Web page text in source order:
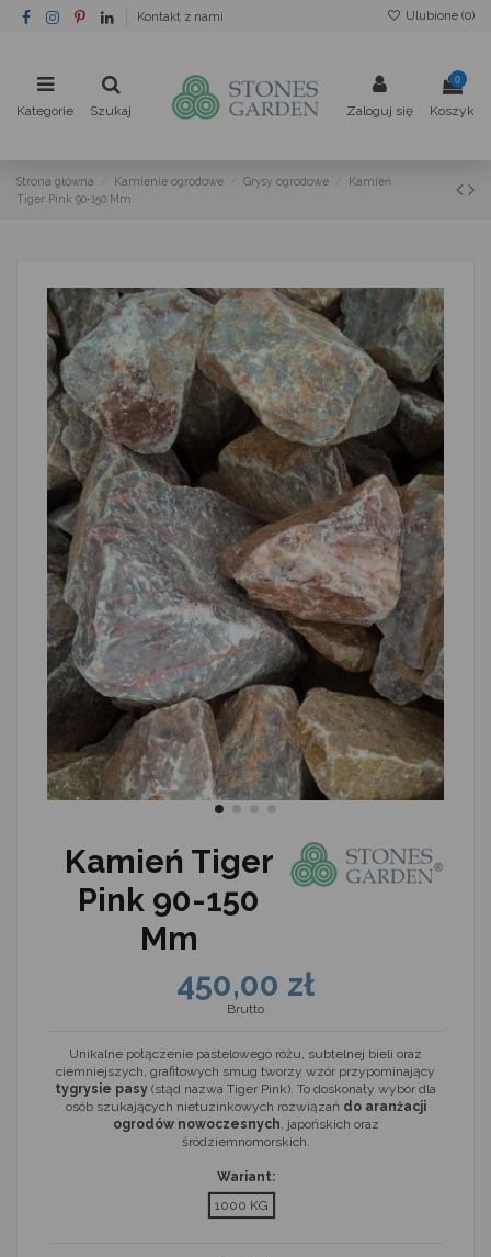
Kontakt z nami Ulubione (0)
Kategorie Szukaj Zaloguj się
0
Koszyk
Strona główna Kamienie ogrodowe Grysy ogrodowe
Kamień
Tiger Pink 90-150 Mm
Kamień Tiger
Pink 90-150
Mm
450,00 zł
Brutto
Unikalne połączenie pastelowego różu, subtelnej bieli oraz
ciemniejszych, grafitowych smug tworzy wzór przypominający
tygrysie pasy (stąd nazwa Tiger Pink). To doskonały wybór dla
osób szukających nietuzinkowych rozwiązań do aranżacji
ogrodów nowoczesnych, japońskich oraz
śródziemnomorskich.
Wariant:
1000 KG